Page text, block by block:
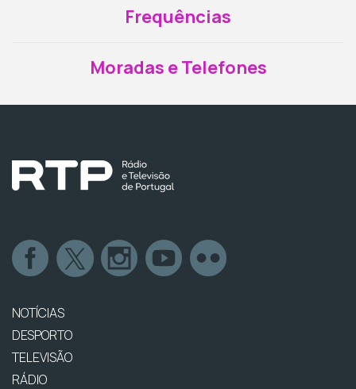
Frequências
Moradas e Telefones
NOTÍCIAS
DESPORTO
TELEVISÃO
RÁDIO